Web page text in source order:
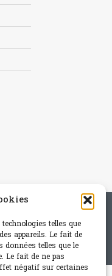
telles que
appareils. Le fait de
données telles que le
Le fait de ne pas
négatif sur certaines